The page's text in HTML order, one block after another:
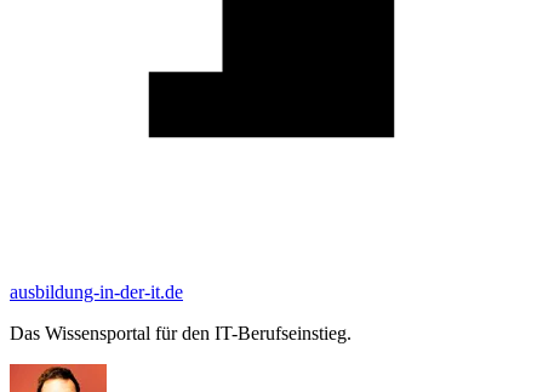
ausbildung-in-der-it.de
Das Wissensportal für den IT-Berufseinstieg.